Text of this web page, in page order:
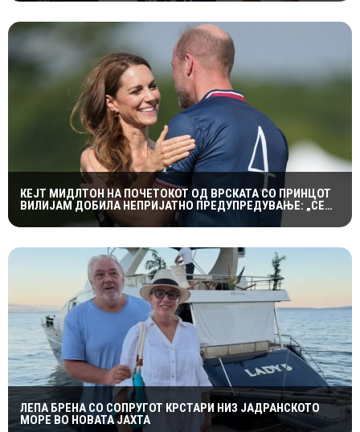
КЕЈТ МИДЛТОН НА ПОЧЕТОКОТ ОД ВРСКАТА СО ПРИНЦОТ
ВИЛИЈАМ ДОБИЛА НЕПРИЈАТНО ПРЕДУПРЕДУВАЊЕ: „СЕ
МАЖИШ ВО ПОГРЕШНО СЕМЕЈСТВО“
ЛЕПА БРЕНА СО СОПРУГОТ КРСТАРИ НИЗ ЈАДРАНСКОТО
МОРЕ ВО НОВАТА ЈАХТА